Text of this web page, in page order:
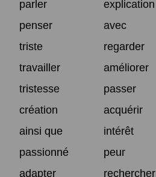
parler
explication
penser
avec
triste
regarder
travailler
améliorer
tristesse
passer
création
acquérir
ainsi que
intérêt
passionné
peur
adapter
rechercher